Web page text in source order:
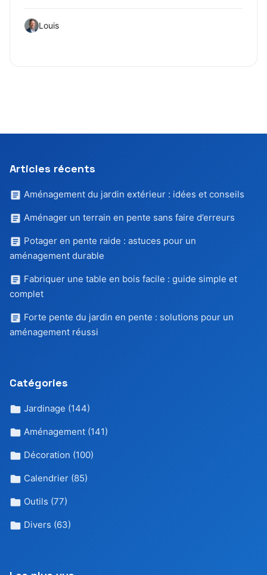
Louis
Articles récents
Aménagement du jardin extérieur : idées et conseils
Aménager un terrain en pente sans faire d’erreurs
Potager en pente raide : astuces pour un
aménagement durable
Fabriquer une table en bois facile : guide simple et
complet
Forte pente du jardin en pente : solutions pour un
aménagement réussi
Catégories
Jardinage (144)
Aménagement (141)
Décoration (100)
Calendrier (85)
Outils (77)
Divers (63)